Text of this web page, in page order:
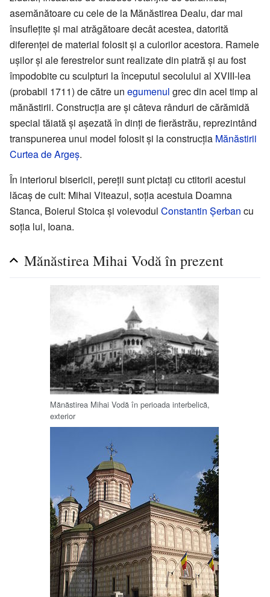
asemănătoare cu cele de la Mănăstirea Dealu, dar mai
însuflețite și mai atrăgătoare decât acestea, datorită
diferenței de material folosit și a culorilor acestora. Ramele
ușilor și ale ferestrelor sunt realizate din piatră și au fost
împodobite cu sculpturi la începutul secolului al XVIII-lea
(probabil 1711) de către un egumenul grec din acel timp al
mănăstirii. Construcția are și câteva rânduri de cărămidă
special tăiată și așezată în dinți de fierăstrău, reprezintând
transpunerea unui model folosit și la construcția Mănăstirii
Curtea de Argeș.
În interiorul bisericii, pereții sunt pictați cu ctitorii acestui
lăcaș de cult: Mihai Viteazul, soția acestuia Doamna
Stanca, Boierul Stoica și voievodul Constantin Șerban cu
soția lui, Ioana.
Mănăstirea Mihai Vodă în prezent
Mănăstirea Mihai Vodă în perioada interbelică,
exterior